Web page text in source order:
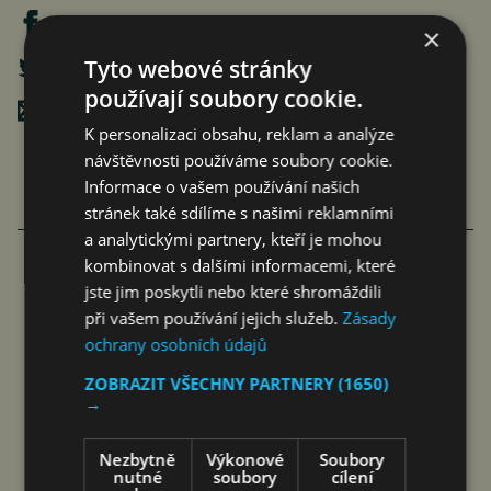
Poslat mailem
FAMILIARITÉ: POETICKÉ PROPOJENÍ
FILMU A LITERATURY
8. 8. 2026
×
Tyto webové stránky
používají soubory cookie.
K personalizaci obsahu, reklam a analýze
návštěvnosti používáme soubory cookie.
Informace o vašem používání našich
stránek také sdílíme s našimi reklamními
a analytickými partnery, kteří je mohou
kombinovat s dalšími informacemi, které
jste jim poskytli nebo které shromáždili
při vašem používání jejich služeb.Zásady
ochrany osobních údajů
ZOBRAZIT VŠECHNY PARTNERY(1650)
→
Nezbytně
nutné
Výkonové
soubory
Soubory
cílení